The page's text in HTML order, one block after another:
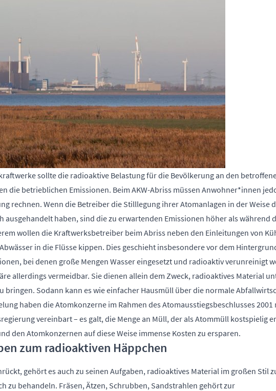
sollte die radioaktive Belastung für die Bevölkerung an den
die betrieblichen Emissionen. Beim AKW-Abriss müssen Anwohner*innen
rechnen. Wenn die Betreiber die Stilllegung ihrer Atomanlagen in der Weise
ausgehandelt haben, sind die zu erwartenden Emissionen höher als während
wollen die Kraftwerksbetreiber beim Abriss neben den Einleitungen von
in die Flüsse kippen. Dies geschieht insbesondere vor dem
bei denen große Mengen Wasser eingesetzt und radioaktiv verunreinigt
allerdings vermeidbar. Sie dienen allein dem Zweck, radioaktives Material
bringen. Sodann kann es wie einfacher Hausmüll über die normale
haben die Atomkonzerne im Rahmen des Atomausstiegsbeschlusses 2001
vereinbart – es galt, die Menge an Müll, der als Atommüll kostspielig
den Atomkonzernen auf diese Weise immense Kosten zu ersparen.
zum radioaktiven Häppchen
gehört es auch zu seinen Aufgaben, radioaktives Material im großen Stil
zu behandeln. Fräsen, Ätzen, Schrubben, Sandstrahlen gehört zur